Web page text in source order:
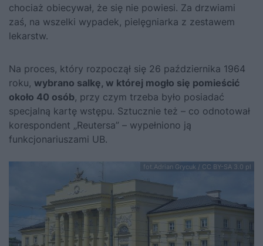
chociaż obiecywał, że się nie powiesi. Za drzwiami
zaś, na wszelki wypadek, pielęgniarka z zestawem
lekarstw.
Na proces, który rozpoczął się 26 października 1964
roku, wybrano salkę, w której mogło się pomieścić
około 40 osób, przy czym trzeba było posiadać
specjalną kartę wstępu. Sztucznie też – co odnotował
korespondent „Reutersa” – wypełniono ją
funkcjonariuszami UB.
fot.Adrian Grycuk / CC BY-SA 3.0 pl